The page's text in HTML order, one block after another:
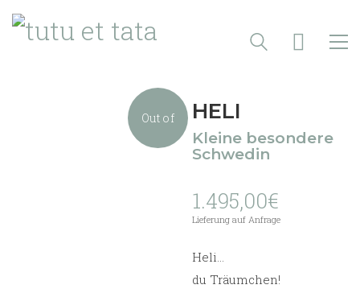
Out of HELI
Kleine besondere
Schwedin
1.495,00€
Lieferung auf Anfrage
Heli…
du Träumchen!